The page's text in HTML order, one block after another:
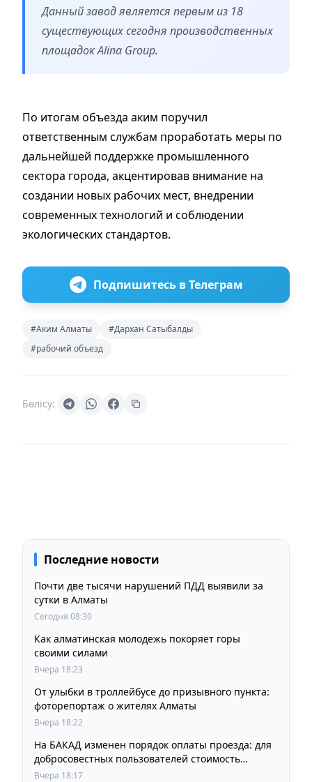
Данный завод является первым из 18
существующих сегодня производственных
площадок Alina Group.
По итогам объезда аким поручил
ответственным службам проработать меры по
дальнейшей поддержке промышленного
сектора города, акцентировав внимание на
создании новых рабочих мест, внедрении
современных технологий и соблюдении
экологических стандартов.
Подпишитесь в Телеграм
#Аким Алматы
#Дархан Сатыбалды
#рабочий объезд
Бөлісу:
Последние новости
Почти две тысячи нарушений ПДД выявили за
сутки в Алматы
Сегодня 08:30
Как алматинская молодежь покоряет горы
своими силами
Вчера 18:23
От улыбки в троллейбусе до призывного пункта:
фоторепортаж о жителях Алматы
Вчера 18:22
На БАКАД изменен порядок оплаты проезда: для
добросовестных пользователей стоимость
остается прежней
Вчера 18:17